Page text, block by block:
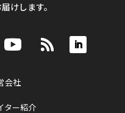
けします。
会社
ター紹介